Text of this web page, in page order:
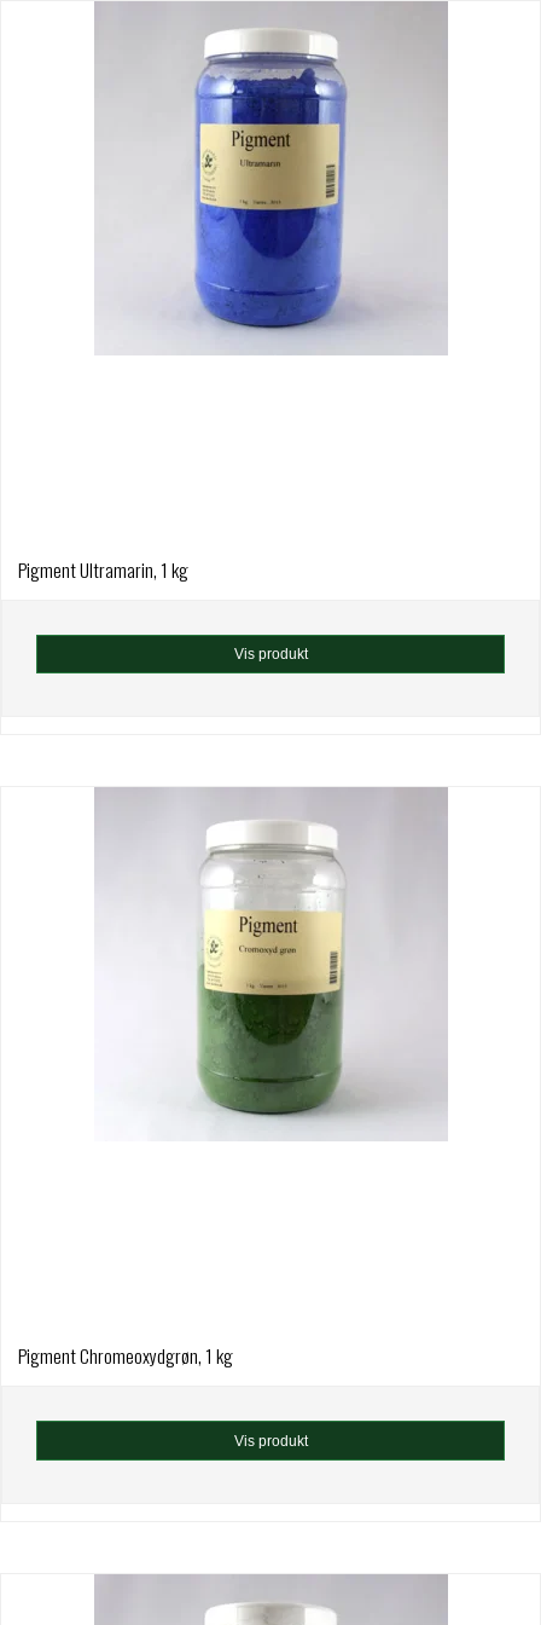
Pigment Ultramarin, 1 kg
Vis produkt
Pigment Chromeoxydgrøn, 1 kg
Vis produkt